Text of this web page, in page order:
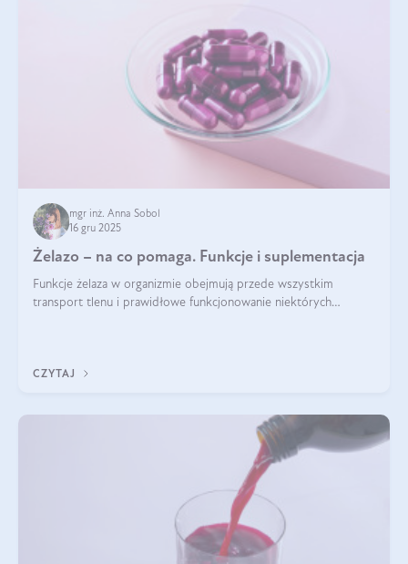
mgr inż. Anna Sobol
16 gru 2025
Żelazo – na co pomaga. Funkcje i suplementacja
Funkcje żelaza w organizmie obejmują przede wszystkim
transport tlenu i prawidłowe funkcjonowanie niektórych
CZYTAJ